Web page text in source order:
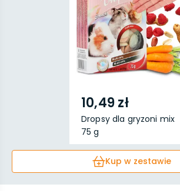
10,49 zł
Dropsy dla gryzoni mix
75 g
Kup w zestawie